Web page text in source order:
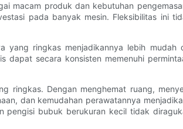
macam produk dan kebutuhan
pada banyak mesin. Fleksibilitas ini
ringkas menjadikannya lebih mudah
dapat secara konsisten memenuhi
ringkas. Dengan menghemat ruang,
dan kemudahan perawatannya
pengisi bubuk berukuran kecil tidak